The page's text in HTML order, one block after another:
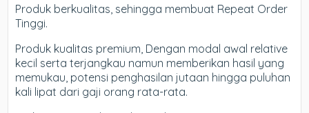
Produk berkualitas, sehingga membuat Repeat Order
Tinggi.
Produk kualitas premium, Dengan modal awal relative
kecil serta terjangkau namun memberikan hasil yang
memukau, potensi penghasilan jutaan hingga puluhan
kali lipat dari gaji orang rata-rata.